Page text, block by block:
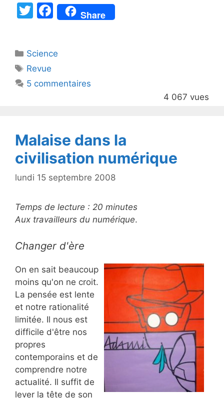
T
er
F
a
e
o
Share
Catégories
Science
Étiquettes
Revue
5 commentaires
4 067 vues
Malaise dans la
civilisation numérique
lundi 15 septembre 2008
Temps de lecture : 20 minutes
Aux travailleurs du numérique.
Changer d'ère
On en sait beaucoup
moins qu'on ne croit.
La pensée est lente
et notre rationalité
limitée. Il nous est
difficile d'être nos
propres
contemporains et de
comprendre notre
actualité. Il suffit de
lever la tête de son